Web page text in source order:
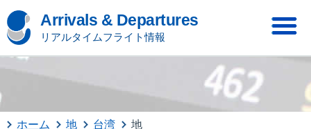
Arrivals & Departures
リアルタイムフライト情報
ホーム 地 台湾 地